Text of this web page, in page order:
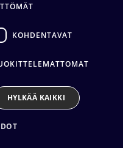
(NTSC) tai
Serial
KOHDENTAVAT
HYLKÄÄ KAIKKI